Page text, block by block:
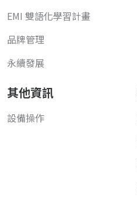
EMI 雙語化學習計畫
品牌管理
永續發展
其他資訊
設備操作